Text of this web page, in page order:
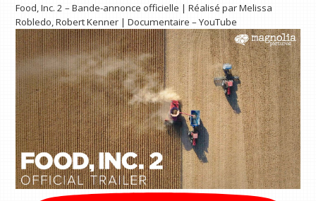
Food, Inc. 2 – Bande-annonce officielle | Réalisé par Melissa
Robledo, Robert Kenner | Documentaire – YouTube